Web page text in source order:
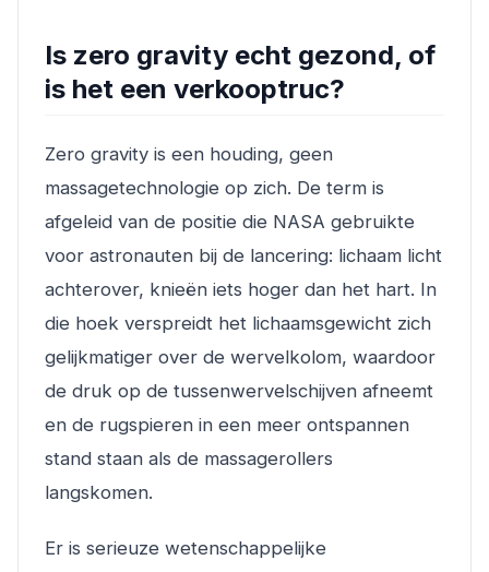
Is zero gravity echt gezond, of
is het een verkooptruc?
Zero gravity is een houding, geen
massagetechnologie op zich. De term is
afgeleid van de positie die NASA gebruikte
voor astronauten bij de lancering: lichaam licht
achterover, knieën iets hoger dan het hart. In
die hoek verspreidt het lichaamsgewicht zich
gelijkmatiger over de wervelkolom, waardoor
de druk op de tussenwervelschijven afneemt
en de rugspieren in een meer ontspannen
stand staan als de massagerollers
langskomen.
Er is serieuze wetenschappelijke